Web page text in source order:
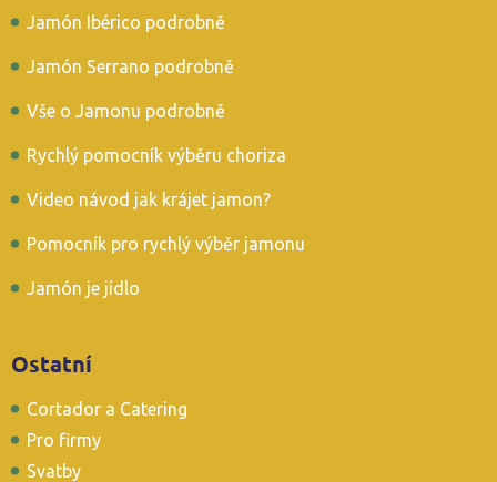
Jamón Ibérico podrobně
Jamón Serrano podrobně
Vše o Jamonu podrobně
Rychlý pomocník výběru choriza
Video návod jak krájet jamon?
Pomocník pro rychlý výběr jamonu
Jamón je jídlo
Ostatní
Cortador a Catering
Pro firmy
Svatby